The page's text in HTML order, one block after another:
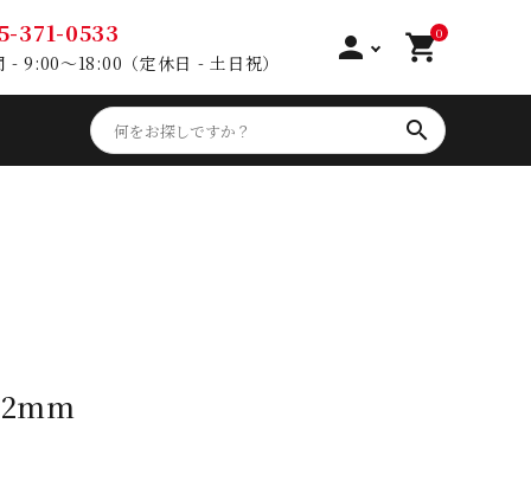
371-0533
- 9:00～18:00（定休日 - 土日祝） person 0
shopping_cart
search